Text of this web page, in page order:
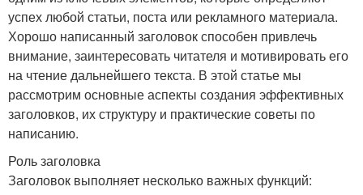
успех любой статьи, поста или рекламного материала.
Хорошо написанный заголовок способен привлечь
внимание, заинтересовать читателя и мотивировать его
на чтение дальнейшего текста. В этой статье мы
рассмотрим основные аспекты создания эффективных
заголовков, их структуру и практические советы по
написанию.
Роль заголовка
Заголовок выполняет несколько важных функций: